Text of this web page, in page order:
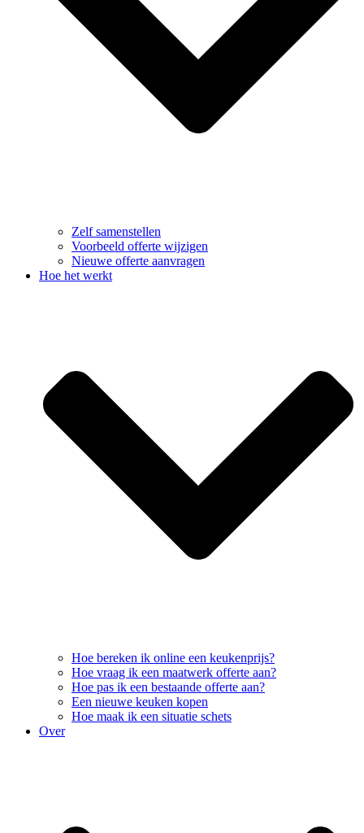
Zelf samenstellen
Voorbeeld offerte wijzigen
Nieuwe offerte aanvragen
Hoe het werkt
Hoe bereken ik online een keukenprijs?
Hoe vraag ik een maatwerk offerte aan?
Hoe pas ik een bestaande offerte aan?
Een nieuwe keuken kopen
Hoe maak ik een situatie schets
Over